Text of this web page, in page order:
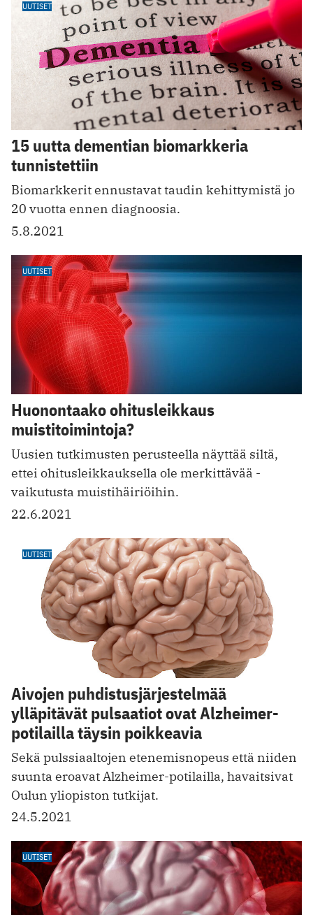
UUTISET
15 uutta dementian biomarkkeria
tunnistettiin
Biomarkkerit ennustavat taudin kehittymistä jo
20 vuotta ennen diagnoosia.
5.8.2021
UUTISET
Huonontaako ohitusleikkaus
muistitoimintoja?
Uusien tutkimusten perusteella näyttää siltä,
ettei ohitusleikkauksella ole merkittävää ­
vaikutusta muistihäiriöihin.
22.6.2021
UUTISET
Aivojen puhdistusjärjestelmää
ylläpitävät pulsaatiot ovat Alzheimer-
potilailla täysin poikkeavia
Sekä pulssiaaltojen etenemisnopeus että niiden
suunta eroavat Alzheimer-potilailla, havaitsivat
Oulun yliopiston tutkijat.
24.5.2021
UUTISET